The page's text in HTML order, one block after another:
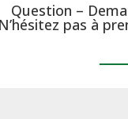
Question –
N’hésitez pas à